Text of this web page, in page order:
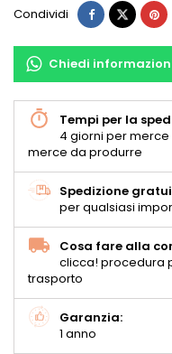
Condividi
Chiedi
Tempi per la
4 giorni per
merce da produrre
Spedizione
per qualsiasi
Cosa fare alla
clicca! procedura
trasporto
Garanzia:
1 anno